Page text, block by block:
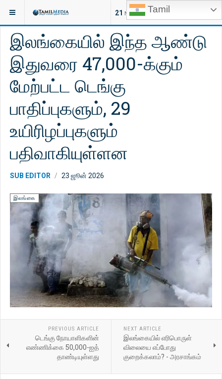
Tamil
21 NEW ARTICLES
இருக்குமிடம்: செய்திகள் விளையாட்டு
இலங்கையில் இந்த ஆண்டு
இதுவரை 47,000-க்கும்
மேற்பட்ட டெங்கு
பாதிப்புகளும், 29
உயிரிழப்புகளும்
பதிவாகியுள்ளன
SUB EDITOR 23 ஜூன் 2026
இலங்கை
PREVIOUS ARTICLE
டெங்கு நோயாளிகளின்
எண்ணிக்கை 50,000-ஐத்
தாண்டியுள்ளது
NEXT ARTICLE
இலங்கையில் எரிபொருள்
விலையை எப்போது
குறைக்கலாம்? - அரசாங்கம்